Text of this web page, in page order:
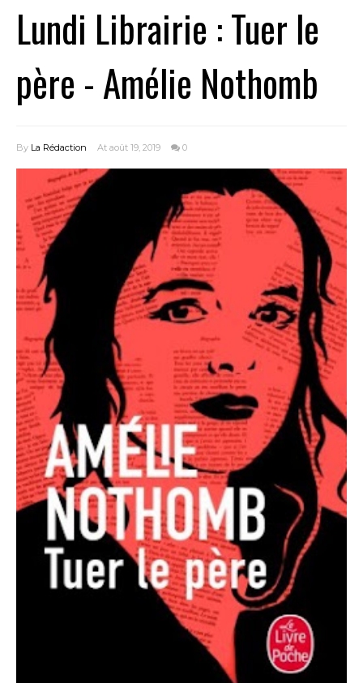
Lundi Librairie : Tuer le
père - Amélie Nothomb
By La Rédaction At août 19, 2019 0